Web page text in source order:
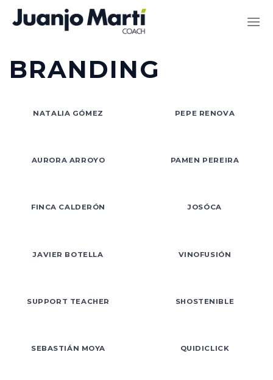
Saltar
BRANDING
NATALIA GÓMEZ PEPE RENOVA
AURORA ARROYO PAMEN PEREIRA
FINCA CALDERÓN JOSÓCA
JAVIER BOTELLA VINOFUSIÓN
SUPPORT TEACHER SHOSTENIBLE
SEBASTIÁN MOYA QUIDICLICK